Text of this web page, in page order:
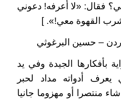
فقال: «لا أعرفه! دعوني
القهوة معي!». ]
– حسين البرغوثي
بأفكارها الجيدة وفي يد
يعرف أدواته مداد لحبر
شاء منتصرا أو مهزوما جانيا